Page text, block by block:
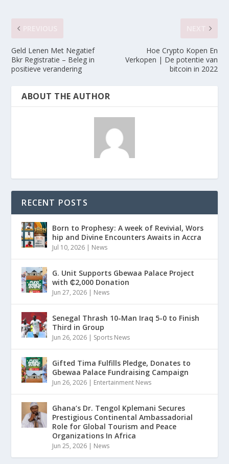
Geld Lenen Met Negatief
Bkr Registratie – Beleg in
positieve verandering
Hoe Crypto Kopen En
Verkopen | De potentie van
bitcoin in 2022
ABOUT THE AUTHOR
RECENT POSTS
Born to Prophesy: A week of Revivial, Wors
hip and Divine Encounters Awaits in Accra
Jul 10, 2026 News
G. Unit Supports Gbewaa Palace Project
with ₵2,000 Donation
Jun 27, 2026 News
Senegal Thrash 10-Man Iraq 5-0 to Finish
Third in Group
Jun 26, 2026 Sports News
Gifted Tima Fulfills Pledge, Donates to
Gbewaa Palace Fundraising Campaign
Jun 26, 2026 Entertainment News
Ghana’s Dr. Tengol Kplemani Secures
Prestigious Continental Ambassadorial
Role for Global Tourism and Peace
Organizations In Africa
Jun 25, 2026 News